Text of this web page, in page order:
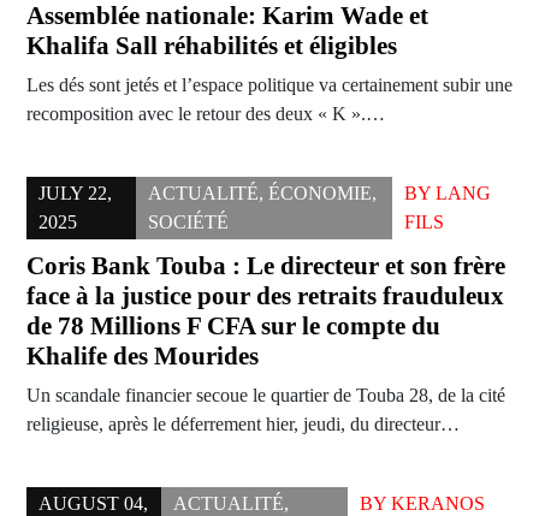
Assemblée nationale: Karim Wade et
Khalifa Sall réhabilités et éligibles
Les dés sont jetés et l’espace politique va certainement subir une
recomposition avec le retour des deux « K ».…
JULY 22,
2025
ACTUALITÉ,ÉCONOMIE,
SOCIÉTÉ
BY LANG
FILS
Coris Bank Touba : Le directeur et son frère
face à la justice pour des retraits frauduleux
de 78 Millions F CFA sur le compte du
Khalife des Mourides
Un scandale financier secoue le quartier de Touba 28, de la cité
religieuse, après le déferrement hier, jeudi, du directeur…
AUGUST 04,
ACTUALITÉ,
BY KERANOS